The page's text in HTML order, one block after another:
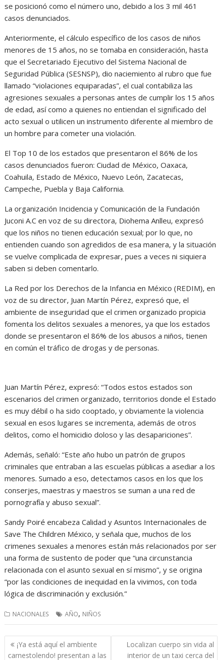
se posicionó como el número uno, debido a los 3 mil 461
casos denunciados.
Anteriormente, el cálculo específico de los casos de niños
menores de 15 años, no se tomaba en consideración, hasta
que el Secretariado Ejecutivo del Sistema Nacional de
Seguridad Pública (SESNSP), dio naciemiento al rubro que fue
llamado “violaciones equiparadas”, el cual contabiliza las
agresiones sexuales a personas antes de cumplir los 15 años
de edad, así como a quienes no entiendan el significado del
acto sexual o utilicen un instrumento diferente al miembro de
un hombre para cometer una violación.
El Top 10 de los estados que presentaron el 86% de los
casos denunciados fueron: Ciudad de México, Oaxaca,
Coahuila, Estado de México, Nuevo León, Zacatecas,
Campeche, Puebla y Baja California.
La organización Incidencia y Comunicación de la Fundación
Juconi A.C en voz de su directora, Diohema Anlleu, expresó
que los niños no tienen educación sexual; por lo que, no
entienden cuando son agredidos de esa manera, y la situación
se vuelve complicada de expresar, pues a veces ni siquiera
saben si deben comentarlo.
La Red por los Derechos de la Infancia en México (REDIM), en
voz de su director, Juan Martín Pérez, expresó que, el
ambiente de inseguridad que el crimen organizado propicia
fomenta los delitos sexuales a menores, ya que los estados
donde se presentaron el 86% de los abusos a niños, tienen
en común el tráfico de drogas y de personas.
Juan Martín Pérez, expresó: “Todos estos estados son
escenarios del crimen organizado, territorios donde el Estado
es muy débil o ha sido cooptado, y obviamente la violencia
sexual en esos lugares se incrementa, además de otros
delitos, como el homicidio doloso y las desapariciones”.
Además, señaló: “Este año hubo un patrón de grupos
criminales que entraban a las escuelas públicas a asediar a los
menores. Sumado a eso, detectamos casos en los que los
conserjes, maestras y maestros se suman a una red de
pornografía y abuso sexual”.
Sandy Poiré encabeza Calidad y Asuntos Internacionales de
Save The Children México, y señala que, muchos de los
crimenes sexuales a menores están más relacionados por ser
una forma de sustento de poder que “una circunstancia
relacionada con el asunto sexual en sí mismo”, y se origina
“por las condiciones de inequidad en la vivimos, con toda
lógica de discriminación y exclusión.”
NACIONALES AÑO, NIÑOS
Navegación
de
¡Ya está aquí el ambiente
carnestolendo! presentan a las
Localizan cuerpo sin vida al
interior de un taxi cerca del